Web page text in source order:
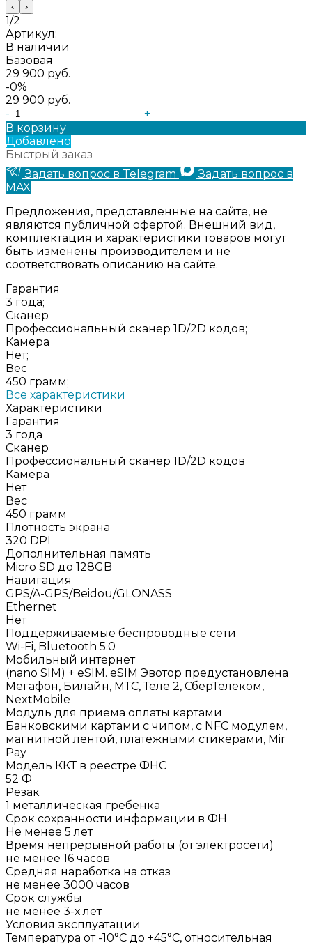
‹ ›
1/2
Артикул:
В наличии
Базовая
29 900 руб.
-0%
29 900 руб.
-
+
В корзину
Добавлено
Быстрый заказ
Задать вопрос в Telegram
Задать вопрос в
MAX
Предложения, представленные на сайте, не
являются публичной офертой. Внешний вид,
комплектация и характеристики товаров могут
быть изменены производителем и не
соответствовать описанию на сайте.
Гарантия
3 года;
Сканер
Профессиональный сканер 1D/2D кодов;
Камера
Нет;
Вес
450 грамм;
Все характеристики
Характеристики
Гарантия
3 года
Сканер
Профессиональный сканер 1D/2D кодов
Камера
Нет
Вес
450 грамм
Плотность экрана
320 DPI
Дополнительная память
Micro SD до 128GB
Навигация
GPS/A-GPS/Beidou/GLONASS
Ethernet
Нет
Поддерживаемые беспроводные сети
Wi-Fi, Bluetooth 5.0
Мобильный интернет
(nano SIM) + eSIM. eSIM Эвотор предустановлена
Мегафон, Билайн, МТС, Теле 2, СберТелеком,
NextMobile
Модуль для приема оплаты картами
Банковскими картами с чипом, с NFC модулем,
магнитной лентой, платежными стикерами, Mir
Pay
Модель ККТ в реестре ФНС
52 Ф
Резак
1 металлическая гребенка
Срок сохранности информации в ФН
Не менее 5 лет
Время непрерывной работы (от электросети)
не менее 16 часов
Средняя наработка на отказ
не менее 3000 часов
Срок службы
не менее 3-х лет
Условия эксплуатации
Температура от -10°C до +45°C, относительная